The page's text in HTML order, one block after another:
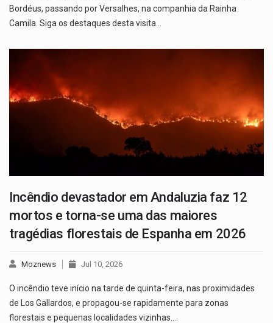
Bordéus, passando por Versalhes, na companhia da Rainha
Camila. Siga os destaques desta visita…
Incêndio devastador em Andaluzia faz 12
mortos e torna-se uma das maiores
tragédias florestais de Espanha em 2026
Moznews Jul 10, 2026
O incêndio teve início na tarde de quinta-feira, nas proximidades
de Los Gallardos, e propagou-se rapidamente para zonas
florestais e pequenas localidades vizinhas.…